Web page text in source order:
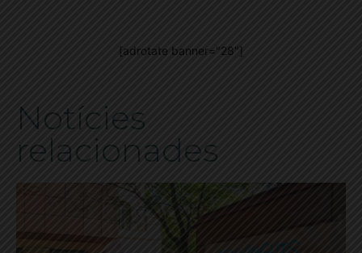
[adrotate banner="28"]
Notícies
relacionades